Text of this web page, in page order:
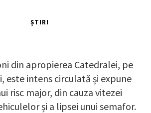
ȘTIRI
din apropierea Catedralei, pe
este intens circulată și expune
risc major, din cauza vitezei
și a lipsei unui semafor.